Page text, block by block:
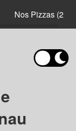
Nos Pizzas (2